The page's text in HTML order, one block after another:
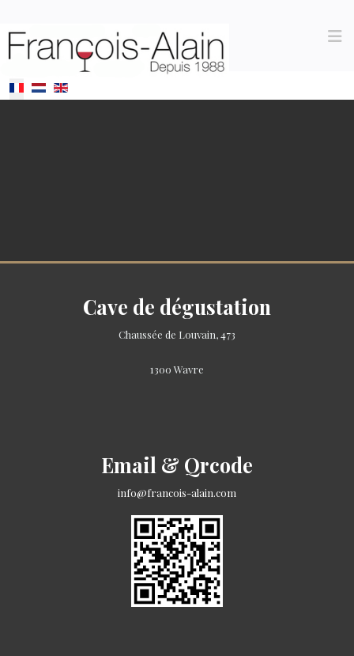
Cave de dégustation
Chaussée de Louvain, 473
1300 Wavre
Email & Qrcode
info@francois-alain.com